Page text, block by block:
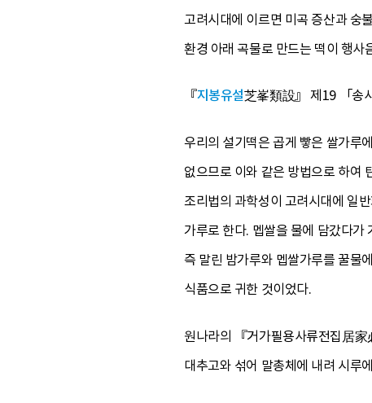
고려시대에 이르면 미곡 증산과 숭
환경 아래 곡물로 만드는 떡이 행사
『지봉유설芝峯類設』 제19 「송
우리의 설기떡은 곱게 빻은 쌀가루
없으므로 이와 같은 방법으로 하여
조리법의 과학성이 고려시대에 일
가루로 한다. 멥쌀을 물에 담갔다가
즉 말린 밤가루와 멥쌀가루를 꿀물
식품으로 귀한 것이었다.
원나라의 『거가필용사류전집居
대추고와 섞어 말총체에 내려 시루